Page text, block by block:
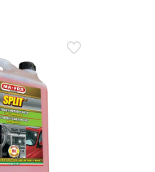
oder
mit einem